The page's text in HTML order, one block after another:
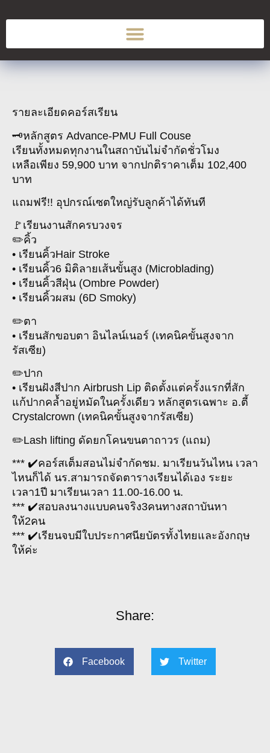
รายละเอียดคอร์สเรียน
🗝หลักสูตร Advance-PMU Full Couse
เรียนทั้งหมดทุกงานในสถาบันไม่จำกัดชั่วโมง
เหลือเพียง 59,900 บาท จากปกติราคาเต็ม 102,400
บาท
แถมฟรี!! อุปกรณ์เซตใหญ่รับลูกค้าได้ทันที
🚩เรียนงานสักครบวงจร
✏️คิ้ว
• เรียนคิ้วHair Stroke
• เรียนคิ้ว6 มิติลายเส้นขั้นสูง (Microblading)
• เรียนคิ้วสีฝุ่น (Ombre Powder)
• เรียนคิ้วผสม (6D Smoky)
✏️ตา
• เรียนสักขอบตา อินไลน์เนอร์ (เทคนิคขั้นสูงจาก
รัสเซีย)
✏️ปาก
• เรียนฝังสีปาก Airbrush Lip ติดตั้งแต่ครั้งแรกที่สัก
แก้ปากคล้ำอยู่หมัดในครั้งเดียว หลักสูตรเฉพาะ อ.ตี้
Crystalcrown (เทคนิคขั้นสูงจากรัสเซีย)
✏️Lash lifting ดัดยกโคนขนตาถาวร (แถม)
*** ✔️คอร์สเต็มสอนไม่จำกัดชม. มาเรียนวันไหน เวลา
ไหนก็ได้ นร.สามารถจัดตารางเรียนได้เอง ระยะ
เวลา1ปี มาเรียนเวลา 11.00-16.00 น.
*** ✔️สอบลงนางแบบคนจริง3คนทางสถาบันหา
ให้2คน
*** ✔️เรียนจบมีใบประกาศนียบัตรทั้งไทยและอังกฤษ
ให้ค่ะ
Share:
Facebook Twitter